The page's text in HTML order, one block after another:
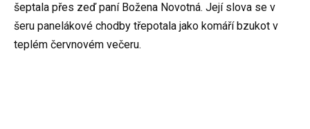
šeptala přes zeď paní Božena Novotná. Její slova se v
šeru panelákové chodby třepotala jako komáří bzukot v
teplém červnovém večeru.